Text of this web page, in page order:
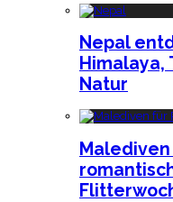
Nepal
Natur